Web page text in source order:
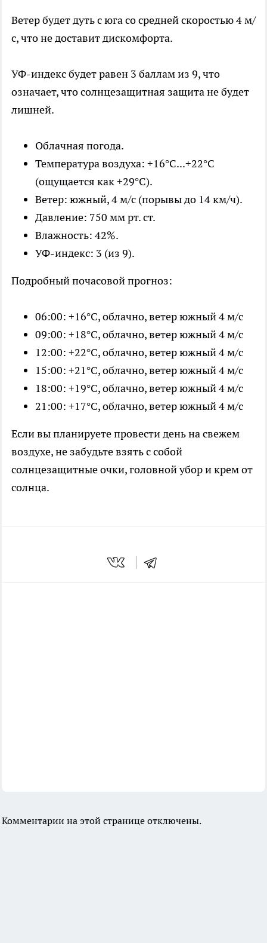
Ветер будет дуть с юга со средней скоростью 4 м/
с, что не доставит дискомфорта.
УФ-индекс будет равен 3 баллам из 9, что
означает, что солнцезащитная защита не будет
лишней.
Облачная погода.
Температура воздуха: +16°C...+22°C
(ощущается как +29°C).
Ветер: южный, 4 м/с (порывы до 14 км/ч).
Давление: 750 мм рт. ст.
Влажность: 42%.
УФ-индекс: 3 (из 9).
Подробный почасовой прогноз:
06:00: +16°C, облачно, ветер южный 4 м/с
09:00: +18°C, облачно, ветер южный 4 м/с
12:00: +22°C, облачно, ветер южный 4 м/с
15:00: +21°C, облачно, ветер южный 4 м/с
18:00: +19°C, облачно, ветер южный 4 м/с
21:00: +17°C, облачно, ветер южный 4 м/с
Если вы планируете провести день на свежем
воздухе, не забудьте взять с собой
солнцезащитные очки, головной убор и крем от
солнца.
Комментарии на этой странице отключены.